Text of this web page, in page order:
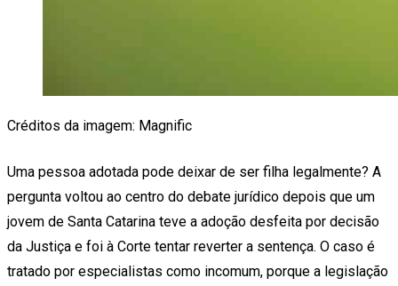
Créditos da imagem: Magnific
Uma pessoa adotada pode deixar de ser filha legalmente? A
pergunta voltou ao centro do debate jurídico depois que um
jovem de Santa Catarina teve a adoção desfeita por decisão
da Justiça e foi à Corte tentar reverter a sentença. O caso é
tratado por especialistas como incomum, porque a legislação